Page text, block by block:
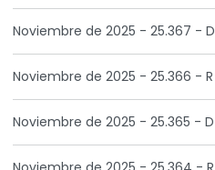
Noviembre de 2025 - 25.367 - D
Noviembre de 2025 - 25.366 - R
Noviembre de 2025 - 25.365 - D